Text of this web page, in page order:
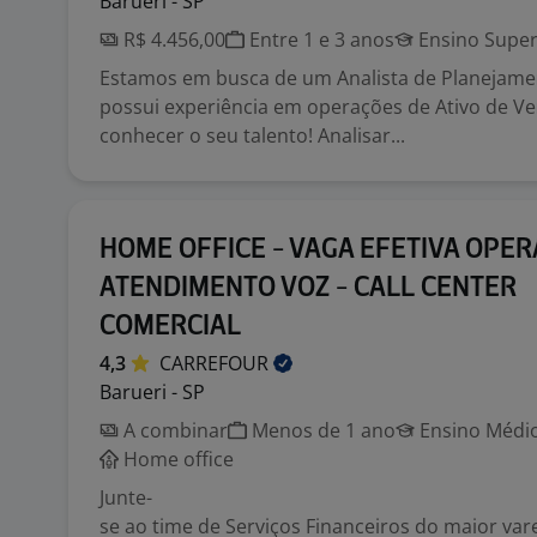
R$ 4.456,00
Entre 1 e 3 anos Ensino
Estamos em busca de um Analista de
possui experiência em operações de Ativo de
conhecer o seu talento! Analisar...
HOME OFFICE - VAGA EFETIVA
ATENDIMENTO VOZ - CALL CENTER
COMERCIAL
4,3
CARREFOUR
Barueri - SP
A combinar
Menos de 1 ano
Ensino
Home office
Junte-
se ao time de Serviços Financeiros do maior